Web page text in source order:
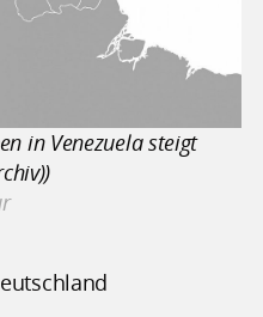
in Venezuela steigt